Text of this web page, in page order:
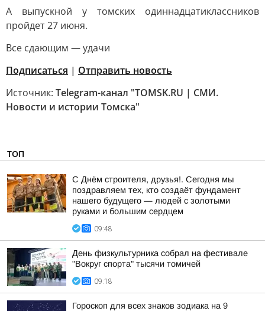
А выпускной у томских одиннадцатиклассников
пройдет 27 июня.
Все сдающим — удачи
Подписаться | Отправить новость
Источник: Telegram-канал "TOMSK.RU | СМИ.
Новости и истории Томска"
ТОП
С Днём строителя, друзья!. Сегодня мы
поздравляем тех, кто создаёт фундамент
нашего будущего — людей с золотыми
руками и большим сердцем
09:48
День физкультурника собрал на фестивале
"Вокруг спорта" тысячи томичей
09:18
Гороскоп для всех знаков зодиака на 9